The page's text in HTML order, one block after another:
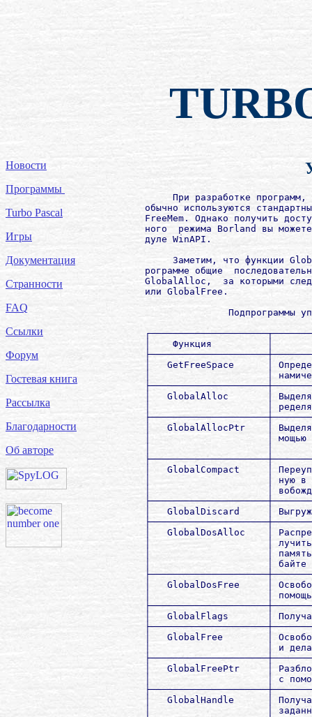
Новости
Программы
Turbo Pascal
Игры
Документация
Странности
FAQ
Ссылки
Форум
Гостевая книга
Рассылка
Благодарности
Об авторе
При разработке программ,  работающих с динамической памятью,
        обычно используются стандартные процедуры New,  Dispose, GetMem и
        FreeMem. Однако получить доступ к администратору памяти  защищен-
        ного  режима Borland вы можете с помощью функций GlobalXXXX в мо-
        дуле WinAPI.

             Заметим, что функции GlobalXXXXPtr комбинируют в одной подп-
        рограмме общие  последовательности  вызовов  функций,  такие  как
        GlobalAlloc,  за которыми следуют вызовы GlobalLock, GlobalUnlock
        или GlobalFree.

                       Подпрограммы управления памятью API
                                                            Таблица 17.2
        ┌─────────────────────┬─────────────────────────────────────────┐
        │    Функция          │                 Описание                │
        ├─────────────────────┼─────────────────────────────────────────┤
        │   GetFreeSpace      │ Определяет объем свободной памяти  в ди-│
        │                     │ намически распределяемой области.       │
        ├─────────────────────┼─────────────────────────────────────────┤
        │   GlobalAlloc       │ Выделяет блок памяти в динамически расп-│
        │                     │ ределяемой области.                     │
        ├─────────────────────┼─────────────────────────────────────────┤
        │   GlobalAllocPtr    │ Выделяет и блокирует блок памяти (с  по-│
        │                     │ мощью вызовов GlobalAlloc и GlobalLock).│
        │                     │                                         │
        ├─────────────────────┼─────────────────────────────────────────┤
        │   GlobalCompact     │ Переупорядочивает  память,  распределен-│
        │                     │ ную в динамической области,  так что ос-│
        │                     │ вобождается заданный объем памяти.      │
        ├─────────────────────┼─────────────────────────────────────────┤
        │   GlobalDiscard     │ Выгружает заданный объект памяти.       │
        ├─────────────────────┼─────────────────────────────────────────┤
        │   GlobalDosAlloc    │ Распределяет память, к которой можно по-│
        │                     │ лучить доступ в реальном режиме DOS. Эта│
        │                     │ память будет существовать в первом мега-│
        │                     │ байте линейного адресного пространства. │
        ├─────────────────────┼─────────────────────────────────────────┤
        │   GlobalDosFree     │ Освобождает память, выделенную  ранее  с│
        │                     │ помощью GlobalDosAlloc.                 │
        ├─────────────────────┼─────────────────────────────────────────┤
        │   GlobalFlags       │ Получает информацию о блоке памяти.     │
        ├─────────────────────┼─────────────────────────────────────────┤
        │   GlobalFree        │ Освобождает разблокированный блок памяти│
        │                     │ и делает его описатель недействительным.│
        ├─────────────────────┼─────────────────────────────────────────┤
        │   GlobalFreePtr     │ Разблокирует и освобождает  блок  памяти│
        │                     │ с помощью GlobalUnlock и GlobalFree.    │
        ├─────────────────────┼─────────────────────────────────────────┤
        │   GlobalHandle      │ Получает описатель объекта в  памяти  по│
        │                     │ заданному адресу сегмента.              │
        ├─────────────────────┼─────────────────────────────────────────┤
        │   GlobalLock        │ Увеличивает счетчик ссылки блока  памяти│
        │                     │ и возвращает указатель на него.         │
        ├─────────────────────┼─────────────────────────────────────────┤
        │   GlobalLockPtr     │ То же, что и GlobalLock, но вместо  опи-│
        │                     │ сателя воспринимает указатель.          │
        ├─────────────────────┼─────────────────────────────────────────┤
        │   GlobalLRUNewest   │ Перемещает объект в памяти на новую  не-│
        │                     │ давно используемую позицию, минимизируя,│
        │                     │ таким   образом,   вероятность  выгрузки│
        │                     │ объекта.                                │
        ├─────────────────────┼─────────────────────────────────────────┤
        │   GlobalLRUOldest   │ Перемещает  объект  в  памяти  на  самую│
        │                     │ "старую" недавно  используемую  позицию,│
        │                     │ максимизирую вероятность  выгрузки  объ-│
        │                     │ екта.                                   │
        ├─────────────────────┼─────────────────────────────────────────┤
        │   GlobalNorify      │ Вызывает адрес экземпляра процедуры уве-│
        │                     │ домления, передавая описатель блока, ко-│
        │                     │ торый нужно выгрузить.                  │
        ├─────────────────────┼─────────────────────────────────────────┤
        │   GlobalPageLock    │ Увеличивает значение